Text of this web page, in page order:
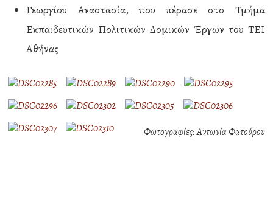
Γεωργίου Αναστασία, που πέρασε στο Τμήμα
Εκπαιδευτικών Πολιτικών Δομικών Έργων του ΤΕΙ
Αθήνας
Φωτογραφίες: Αντωνία Φατούρου